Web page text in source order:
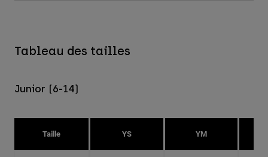
Tableau des tailles
Junior (6-14)
Taille YS YM